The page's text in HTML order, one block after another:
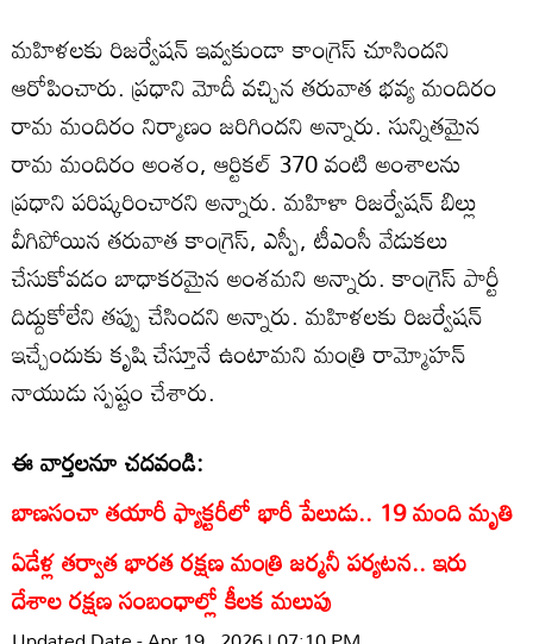
మహిళలకు రిజర్వేషన్ ఇవ్వకుండా కాంగ్రెస్ చూసిందని
ఆరోపించారు. ప్రధాని మోదీ వచ్చిన తరువాత భవ్య మందిరం
రామ మందిరం నిర్మాణం జరిగిందని అన్నారు. సున్నితమైన
రామ మందిరం అంశం, ఆర్టికల్ 370 వంటి అంశాలను
ప్రధాని పరిష్కరించారని అన్నారు. మహిళా రిజర్వేషన్ బిల్లు
వీగిపోయిన తరువాత కాంగ్రెస్, ఎస్పీ, టీఎంసీ వేడుకలు
చేసుకోవడం బాధాకరమైన అంశమని అన్నారు. కాంగ్రెస్ పార్టీ
దిద్దుకోలేని తప్పు చేసిందని అన్నారు. మహిళలకు రిజర్వేషన్
ఇచ్చేందుకు కృషి చేస్తూనే ఉంటామని మంత్రి రామ్మోహన్
నాయుడు స్పష్టం చేశారు.
ఈ వార్తలనూ చదవండి:
బాణసంచా తయారీ ఫ్యాక్టరీలో భారీ పేలుడు.. 19 మంది మృతి
ఏడేళ్ల తర్వాత భారత రక్షణ మంత్రి జర్మనీ పర్యటన.. ఇరు
దేశాల రక్షణ సంబంధాల్లో కీలక మలుపు